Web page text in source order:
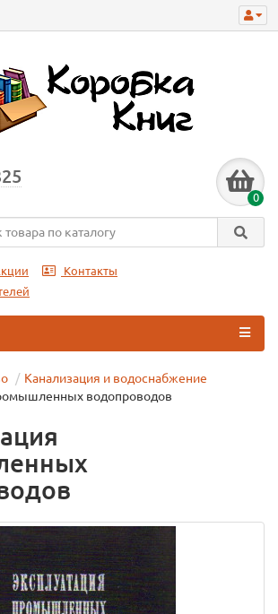
0
Контакты
Канализация и водоснабжение
водопроводов